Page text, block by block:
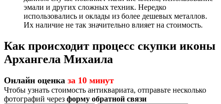
эмали и других сложных техник. Нередко
использовались и оклады из более дешевых металлов.
Их наличие не так значительно влияет на стоимость.
Как происходит процесс скупки иконы
Архангела Михаила
Онлайн оценка за 10 минут
Чтобы узнать стоимость антиквариата, отправьте несколько
фотографий через форму обратной связи